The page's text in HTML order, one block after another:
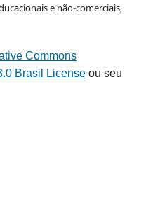
e não-comerciais,
Commons
Brasil Licenseou seu